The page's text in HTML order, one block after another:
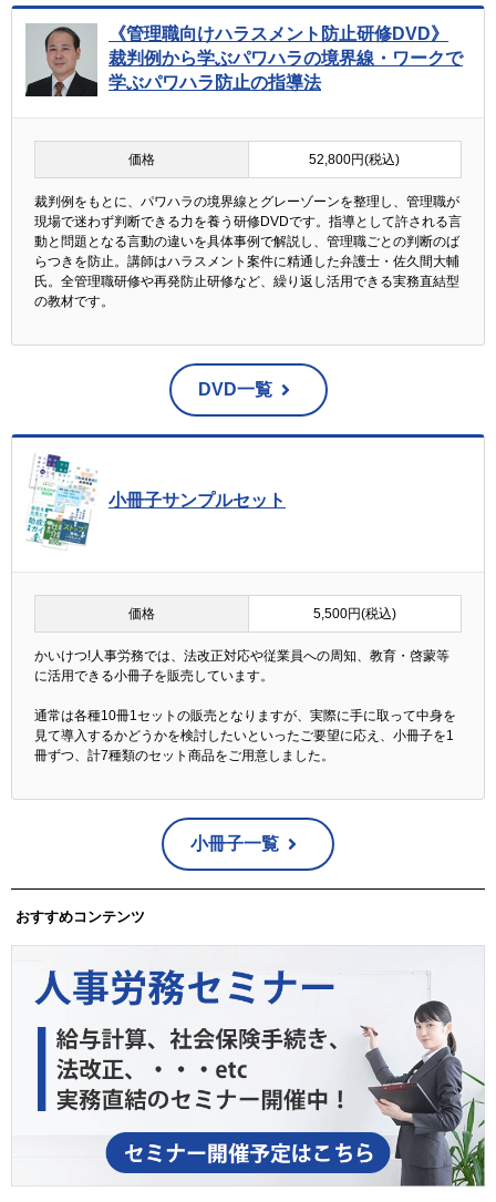
《管理職向けハラスメント防止研修DVD》
裁判例から学ぶパワハラの境界線・ワークで
学ぶパワハラ防止の指導法
価格 52,800円(税込)
裁判例をもとに、パワハラの境界線とグレーゾーンを整理し、管理職が
現場で迷わず判断できる力を養う研修DVDです。指導として許される言
動と問題となる言動の違いを具体事例で解説し、管理職ごとの判断のば
らつきを防止。講師はハラスメント案件に精通した弁護士・佐久間大輔
氏。全管理職研修や再発防止研修など、繰り返し活用できる実務直結型
の教材です。
DVD一覧
小冊子サンプルセット
価格 5,500円(税込)
かいけつ!人事労務では、法改正対応や従業員への周知、教育・啓蒙等
に活用できる小冊子を販売しています。
通常は各種10冊1セットの販売となりますが、実際に手に取って中身を
見て導入するかどうかを検討したいといったご要望に応え、小冊子を1
冊ずつ、計7種類のセット商品をご用意しました。
小冊子一覧
おすすめコンテンツ